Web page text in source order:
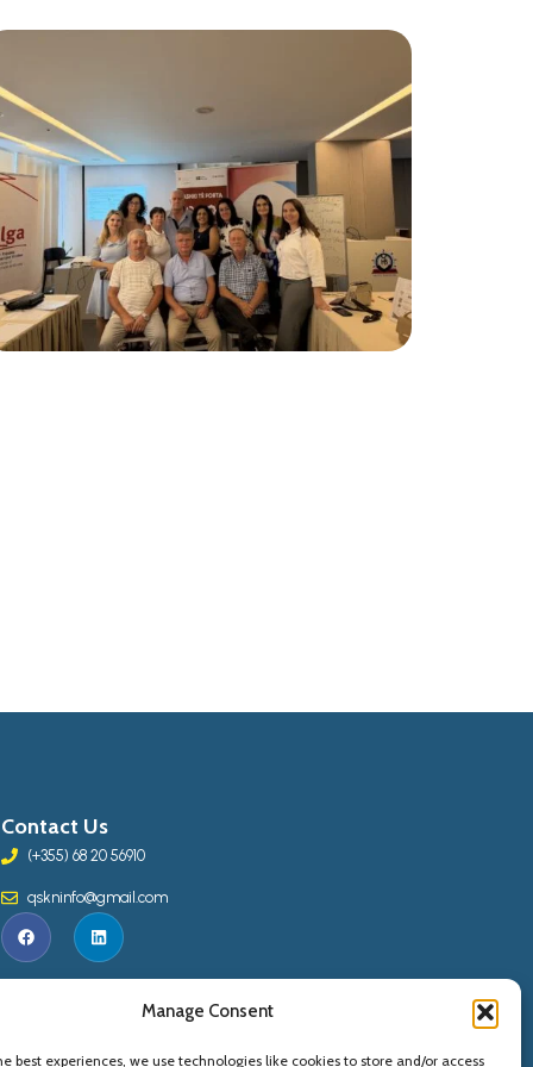
Manage Consent
best experiences, we use technologies like cookies to store and/or access
Contact Us
(+355) 68 20 56910
qskninfo@gmail.com